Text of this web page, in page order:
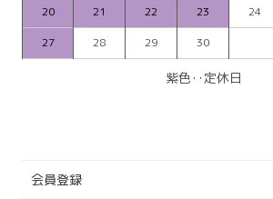
20
21 22 23 24
27
28 29 30
紫色‥定休日
会員登録